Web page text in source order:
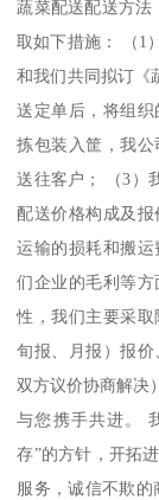
蔬菜配送配送方法
取如下措施： （1
和我们共同拟订《
送定单后，将组
拣包装入筐，我
送往客户； （3）
配送价格构成及
运输的损耗和搬
们企业的毛利等
性，我们主要采取
旬报、月报）报价
双方议价协商解决
与您携手共进。
存”的方针，开拓
服务，诚信不欺的